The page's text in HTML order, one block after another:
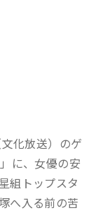
化放送）のゲ
に、女優の安
組トップスタ
へ入る前の苦